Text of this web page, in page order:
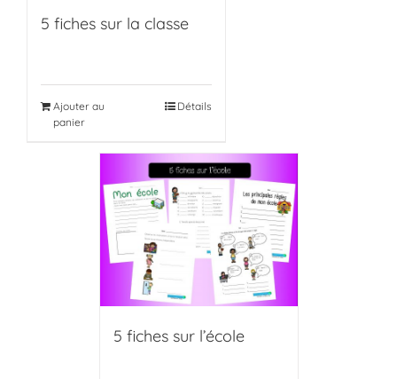
5 fiches sur la classe
Ajouter au
panier
Détails
5 fiches sur l’école